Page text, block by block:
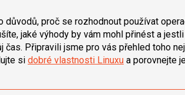
důvodů, proč se rozhodnout používat
jaké výhody by vám mohl přinést a
čas. Připravili jsme pro vás přehled toho
si dobré vlastnosti Linuxu a porovnejte